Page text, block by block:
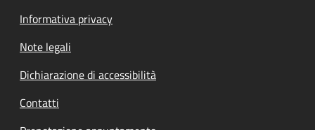
Informativa privacy
Note legali
Dichiarazione di accessibilità
Contatti